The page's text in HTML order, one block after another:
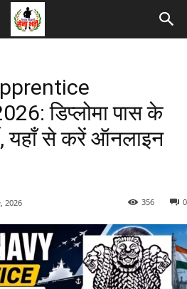
डिप्लोमा पास के
यहाँ से करें ऑनलाइन
0
356
2026